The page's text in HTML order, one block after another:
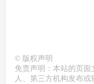
© 版权声明
免责声明：本站的页
人、第三方机构发布